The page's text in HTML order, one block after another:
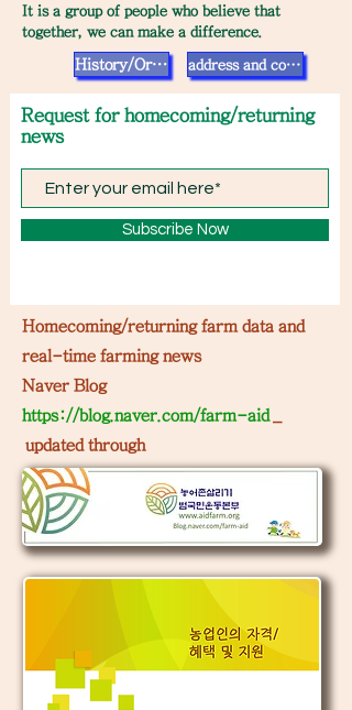
It is a group of people who believe that
together, we can make a difference.
History/Organization address and contact information
​Request for homecoming/returning
news
Subscribe Now
Homecoming/returning farm data and
real-time farming news
Naver Blog
https://blog.naver.com/farm-aid
updated through